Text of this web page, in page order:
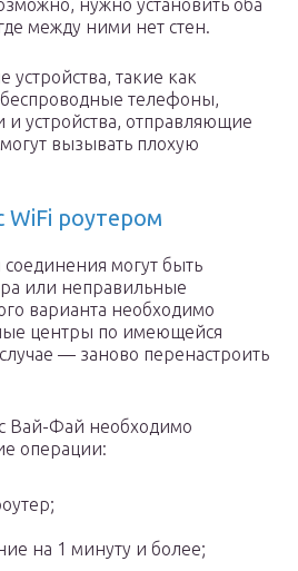
нужно установить оба
между ними нет стен.
устройства, такие как
телефоны,
устройства, отправляющие
вызывать плохую
WiFi роутером
соединения могут быть
или неправильные
варианта необходимо
центры по имеющейся
— заново перенастроить
Вай-Фай необходимо
операции:
на 1 минуту и более;